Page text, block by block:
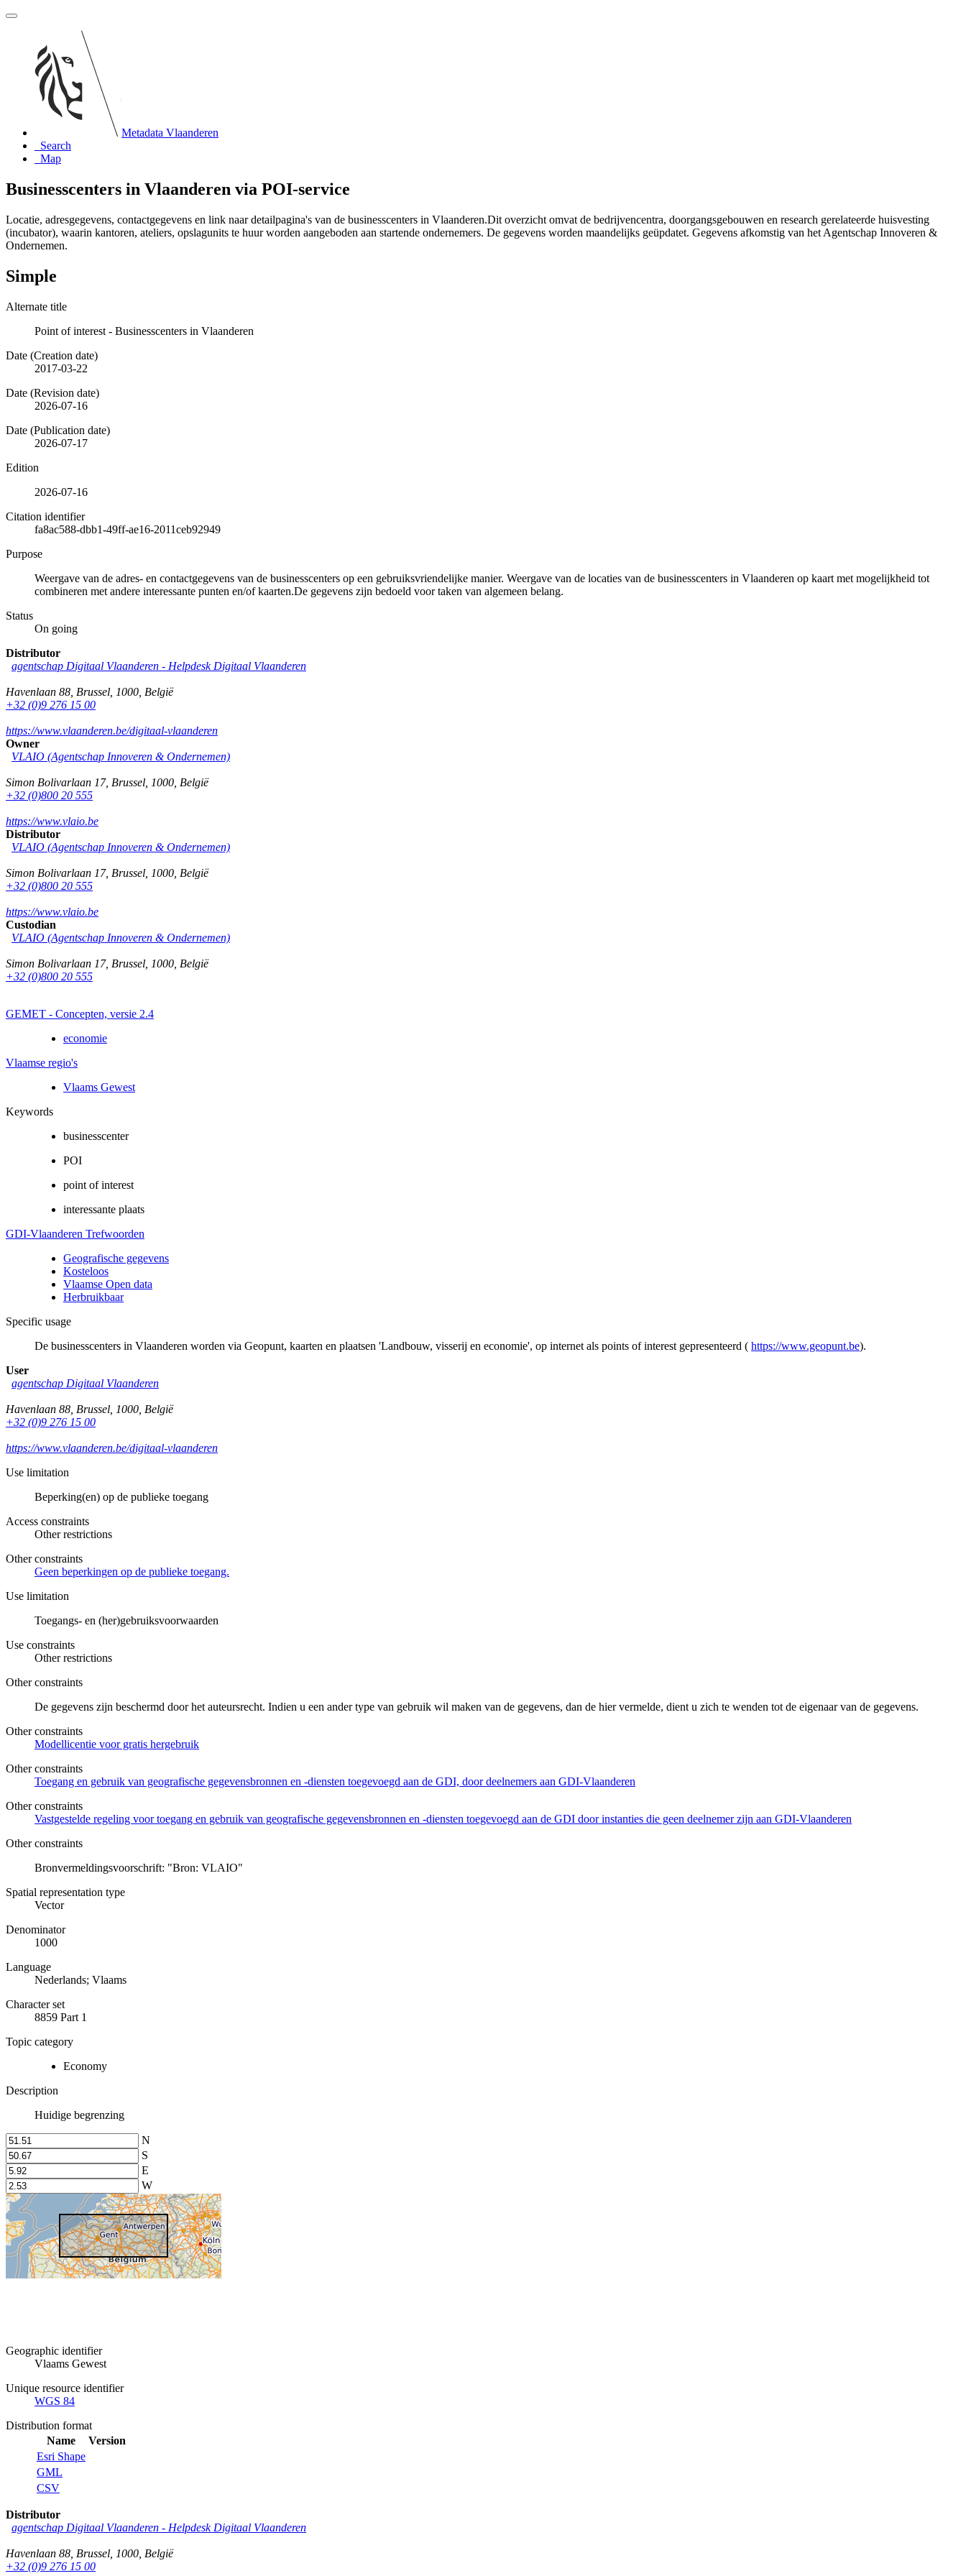
Metadata Vlaanderen
Search
Map
Businesscenters in Vlaanderen via POI-service
Locatie, adresgegevens, contactgegevens en link naar detailpagina's van de businesscenters in Vlaanderen.Dit overzicht omvat de bedrijvencentra, doorgangsgebouwen en research gerelateerde huisvesting
(incubator), waarin kantoren, ateliers, opslagunits te huur worden aangeboden aan startende ondernemers. De gegevens worden maandelijks geüpdatet. Gegevens afkomstig van het Agentschap Innoveren &
Ondernemen.
Simple
Alternate title
Point of interest - Businesscenters in Vlaanderen
Date (Creation date)
2017-03-22
Date (Revision date)
2026-07-16
Date (Publication date)
2026-07-17
Edition
2026-07-16
Citation identifier
fa8ac588-dbb1-49ff-ae16-2011ceb92949
Purpose
Weergave van de adres- en contactgegevens van de businesscenters op een gebruiksvriendelijke manier. Weergave van de locaties van de businesscenters in Vlaanderen op kaart met mogelijkheid tot
combineren met andere interessante punten en/of kaarten.De gegevens zijn bedoeld voor taken van algemeen belang.
Status
On going
Distributor
agentschap Digitaal Vlaanderen - Helpdesk Digitaal Vlaanderen
Havenlaan 88 Brussel 1000 België
+32 (0)9 276 15 00
https://www.vlaanderen.be/digitaal-vlaanderen
Owner
VLAIO (Agentschap Innoveren & Ondernemen)
Simon Bolivarlaan 17, Brussel 1000 België
+32 (0)800 20 555
https://www.vlaio.be
Distributor
VLAIO (Agentschap Innoveren & Ondernemen)
Simon Bolivarlaan 17, Brussel 1000 België
+32 (0)800 20 555
https://www.vlaio.be
Custodian
VLAIO (Agentschap Innoveren & Ondernemen)
Simon Bolivarlaan 17, Brussel 1000 België
+32 (0)800 20 555
GEMET - Concepten, versie 2.4
economie
Vlaamse regio's
Vlaams Gewest
Keywords
businesscenter
POI
point of interest
interessante plaats
GDI-Vlaanderen Trefwoorden
Geografische gegevens
Kosteloos
Vlaamse Open data
Herbruikbaar
Specific usage
De businesscenters in Vlaanderen worden via Geopunt, kaarten en plaatsen 'Landbouw, visserij en economie', op internet als points of interest gepresenteerd ( https://www.geopunt.be).
User
agentschap Digitaal Vlaanderen
Havenlaan 88 Brussel 1000 België
+32 (0)9 276 15 00
https://www.vlaanderen.be/digitaal-vlaanderen
Use limitation
Beperking(en) op de publieke toegang
Access constraints
Other restrictions
Other constraints
Geen beperkingen op de publieke toegang.
Use limitation
Toegangs- en (her)gebruiksvoorwaarden
Use constraints
Other restrictions
Other constraints
De gegevens zijn beschermd door het auteursrecht. Indien u een ander type van gebruik wil maken van de gegevens, dan de hier vermelde, dient u zich te wenden tot de eigenaar van de gegevens.
Other constraints
Modellicentie voor gratis hergebruik
Other constraints
Toegang en gebruik van geografische gegevensbronnen en -diensten toegevoegd aan de GDI, door deelnemers aan GDI-Vlaanderen
Other constraints
Vastgestelde regeling voor toegang en gebruik van geografische gegevensbronnen en -diensten toegevoegd aan de GDI door instanties die geen deelnemer zijn aan GDI-Vlaanderen
Other constraints
Bronvermeldingsvoorschrift: "Bron: VLAIO"
Spatial representation type
Vector
Denominator
1000
Language
Nederlands; Vlaams
Character set
8859 Part 1
Topic category
Economy
Description
Huidige begrenzing
N
S
E
W
Geographic identifier
Vlaams Gewest
Unique resource identifier
WGS 84
Distribution format
Name
Version
Esri Shape
GML
CSV
Distributor
agentschap Digitaal Vlaanderen - Helpdesk Digitaal Vlaanderen
Havenlaan 88 Brussel 1000 België
+32 (0)9 276 15 00